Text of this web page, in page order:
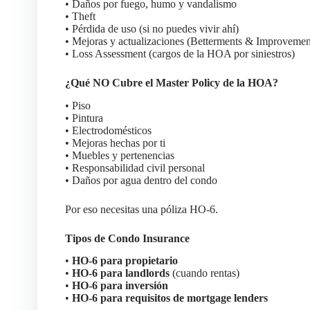
• Daños por fuego, humo y vandalismo
• Theft
• Pérdida de uso (si no puedes vivir ahí)
• Mejoras y actualizaciones (Betterments &
• Loss Assessment (cargos de la HOA por siniestros)
¿Qué NO Cubre el Master Policy de la HOA?
• Piso
• Pintura
• Electrodomésticos
• Mejoras hechas por ti
• Muebles y pertenencias
• Responsabilidad civil personal
• Daños por agua dentro del condo
Por eso necesitas una póliza HO-6.
Tipos de Condo Insurance
• HO-6 para propietario
• HO-6 para landlords(cuando rentas)
• HO-6 para inversión
• HO-6 para requisitos de mortgage lenders